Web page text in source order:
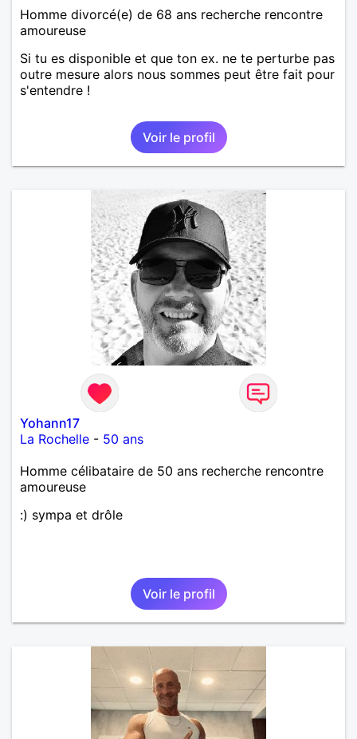
Homme divorcé(e) de 68 ans recherche rencontre
amoureuse
Si tu es disponible et que ton ex. ne te perturbe pas
outre mesure alors nous sommes peut être fait pour
s'entendre !
Voir le profil
Yohann17
La Rochelle - 50 ans
Homme célibataire de 50 ans recherche rencontre
amoureuse
:) sympa et drôle
Voir le profil